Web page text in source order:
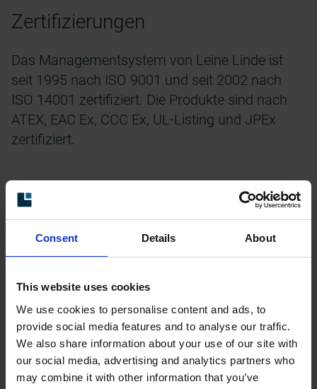
Consent Details About
This website uses cookies
We use cookies to personalise content and ads, to
provide social media features and to analyse our traffic.
We also share information about your use of our site with
our social media, advertising and analytics partners who
may combine it with other information that you’ve
Zertifizierungen
Das Managementsystem von Leine Linde ist
seit 1995 nach ISO 9001 und seit 2002 nach
ISO 14001 zertifiziert. Die Produkte sind nach
ATEX, EAC Ex, CCC Ex, UL-Listing und JPEx
zertifiziert.
Leine Linde in Kürze
Das Unternehmen Lein
e & Linde AB wurde 19
67 von Per-Olof Leine
und Henrik Linde in Sto
Leine & Linde AB, Olive
hällsvägen 8, Strängnä
s, Schweden